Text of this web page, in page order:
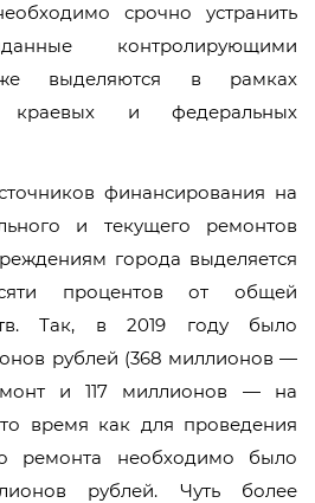
срочно устранить
контролирующими
выделяются в рамках
краевых и федеральных
финансирования на
и текущего ремонтов
города выделяется
процентов от общей
Так, в 2019 году было
рублей (368 миллионов —
и 117 миллионов — на
время как для проведения
ремонта необходимо было
рублей. Чуть более